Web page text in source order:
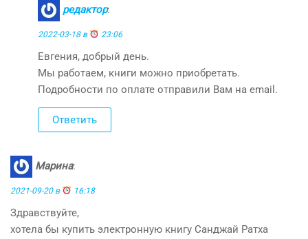
редактор:
2022-03-18 в 23:06
Евгения, добрый день.
Мы работаем, книги можно приобретать.
Подробности по оплате отправили Вам на email.
Ответить
Марина:
2021-09-20 в 16:18
Здравствуйте,
хотела бы купить электронную книгу Санджай Ратха